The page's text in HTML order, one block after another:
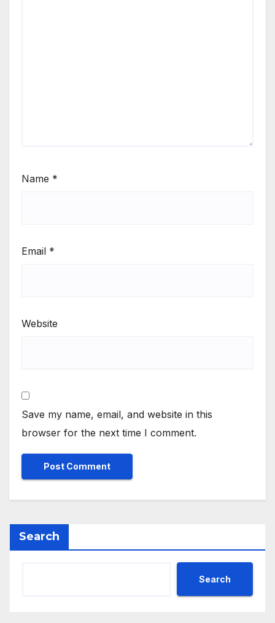
Name *
Email *
Website
Save my name, email, and website in this
browser for the next time I comment.
Search
Search